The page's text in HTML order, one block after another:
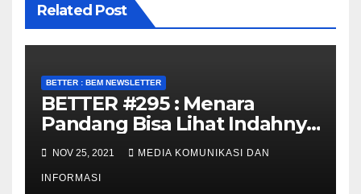
Related Post
BETTER : BEM NEWSLETTER
BETTER #295 : Menara
Pandang Bisa Lihat Indahnya
Purwokerto!
NOV 25, 2021 MEDIA KOMUNIKASI DAN
INFORMASI